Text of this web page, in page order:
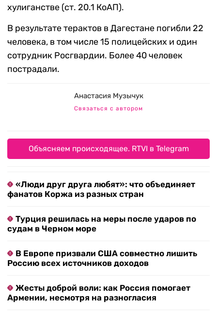
хулиганстве (ст. 20.1 КоАП).
В результате терактов в Дагестане погибли 22
человека, в том числе 15 полицейских и один
сотрудник Росгвардии. Более 40 человек
пострадали.
Анастасия Музычук
Связаться с автором
Объясняем происходящее. RTVI в Telegram
«Люди друг друга любят»: что объединяет
фанатов Коржа из разных стран
Турция решилась на меры после ударов по
судам в Черном море
В Европе призвали США совместно лишить
Россию всех источников доходов
Жесты доброй воли: как Россия помогает
Армении, несмотря на разногласия